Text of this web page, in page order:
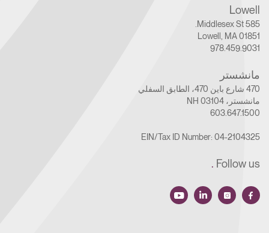
Lowell
585 Middlesex St.
Lowell, MA 01851
978.459.9031
مانشستر
470 شارع باين 470، الطابق السفلي
مانشستر، NH 03104
603.647.1500
EIN/Tax ID Number: 04-2104325
Follow us
.